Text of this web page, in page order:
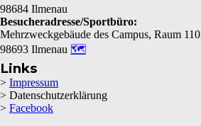
98684 Ilmenau
Besucheradresse/Sportbüro:
Mehrzweckgebäude des Campus, Raum 110
98693 Ilmenau 🗺
Links
> Impressum
> Datenschutzerklärung
> Facebook